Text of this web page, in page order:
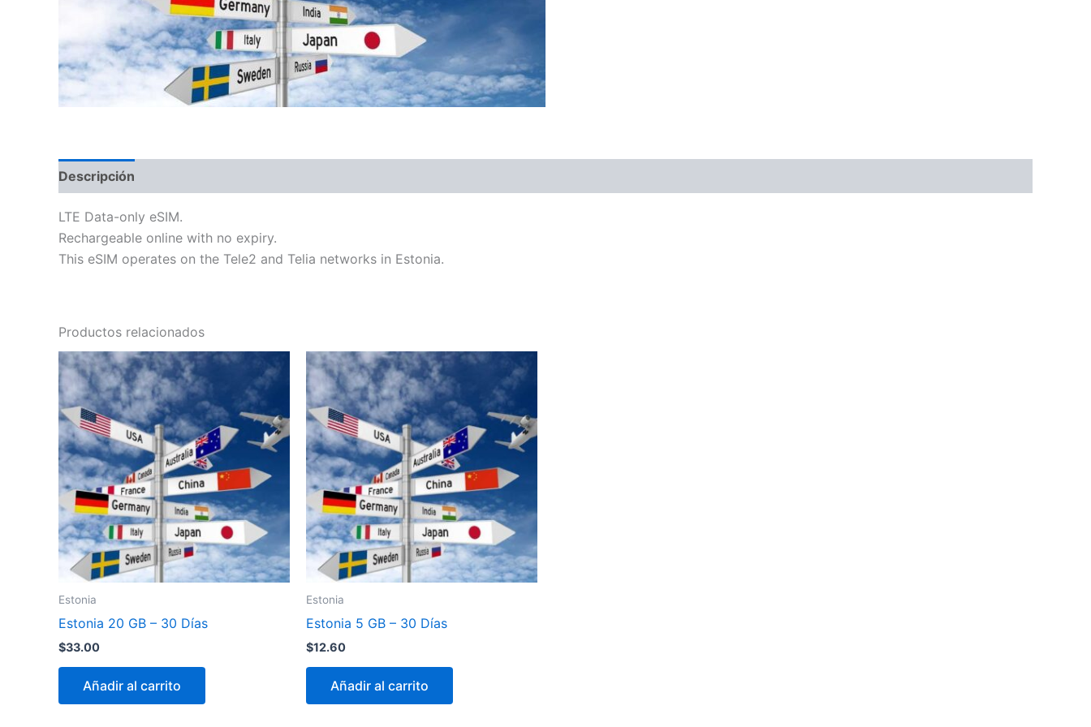
Descripción
LTE Data-only eSIM.
Rechargeable online with no expiry.
This eSIM operates on the Tele2 and Telia networks in Estonia.
Productos relacionados
Estonia
Estonia 20 GB – 30 Días
$33.00
Añadir al carrito
Estonia
Estonia 5 GB – 30 Días
$12.60
Añadir al carrito